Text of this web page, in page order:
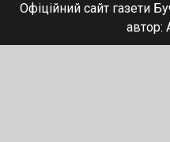
Офіційний сайт газети
автор: